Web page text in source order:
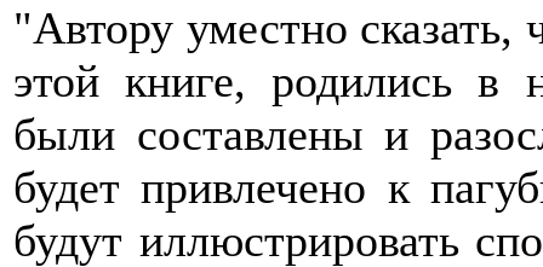
"Автору уместно
этой книге, родились в
были составлены и
будет привлечено к
будут иллюстрировать